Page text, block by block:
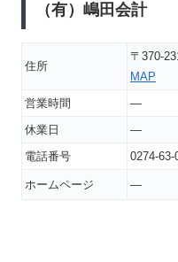
（有）嶋田会計
住所
〒370-
MAP
営業時間
―
休業日
―
電話番号
0274-63-
ホームページ ―